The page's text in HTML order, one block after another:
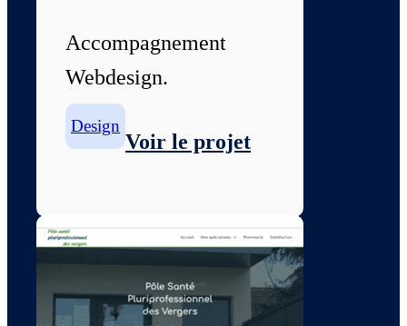
Accompagnement
Webdesign.
Design
Voir le projet